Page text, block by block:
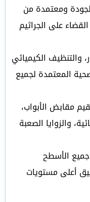
ومعتمدة من
على الجراثيم
والتنظيف الكيميائي
المعتمدة لجميع
مقابض الأبواب،
والزوايا الصعبة
الأسطح
أعلى مستويات